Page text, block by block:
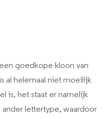
goedkope kloon van
al helemaal niet moeilijk
is, het staat er namelijk
lettertype, waardoor